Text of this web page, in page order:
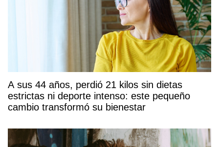
A sus 44 años, perdió 21 kilos sin dietas
estrictas ni deporte intenso: este pequeño
cambio transformó su bienestar